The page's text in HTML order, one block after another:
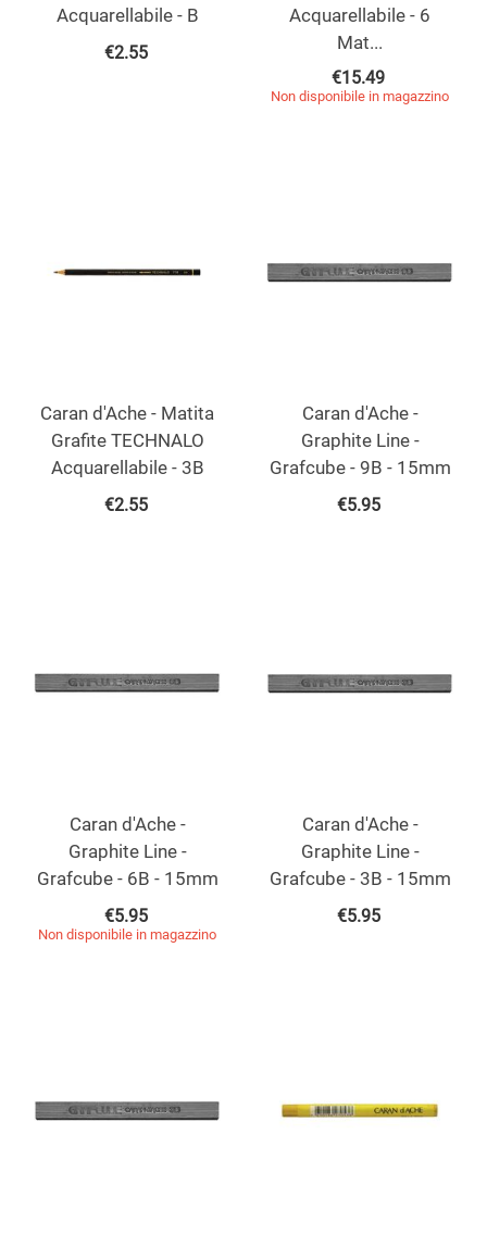
Acquarellabile - B
€2.55
Acquarellabile - 6
Mat...
€15.49
Non disponibile in magazzino
Caran d'Ache - Matita
Grafite TECHNALO
Acquarellabile - 3B
€2.55
Caran d'Ache -
Graphite Line -
Grafcube - 9B - 15mm
€5.95
Caran d'Ache -
Graphite Line -
Grafcube - 6B - 15mm
€5.95
Non disponibile in magazzino
Caran d'Ache -
Graphite Line -
Grafcube - 3B - 15mm
€5.95